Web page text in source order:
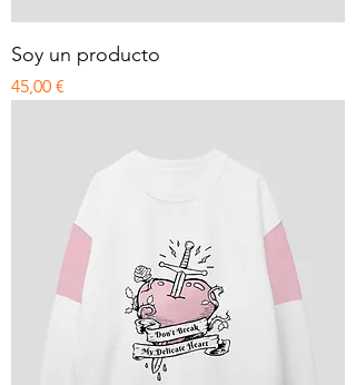
Soy un producto
Precio
45,00 €